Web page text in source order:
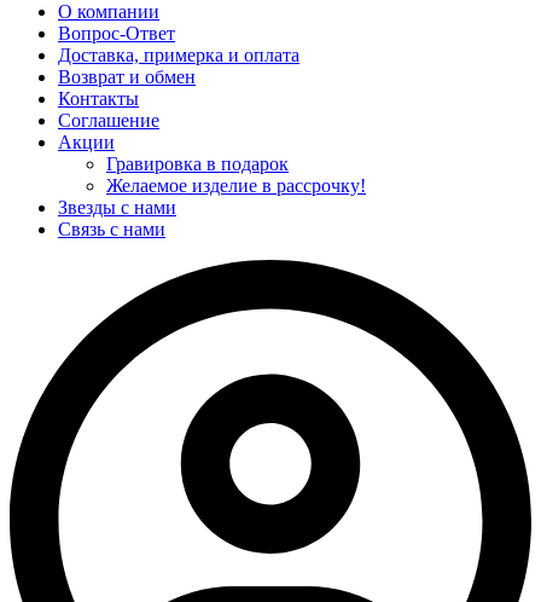
О компании
Вопрос-Ответ
Доставка, примерка и оплата
Возврат и обмен
Контакты
Соглашение
Акции
Гравировка в подарок
Желаемое изделие в рассрочку!
Звезды с нами
Связь с нами